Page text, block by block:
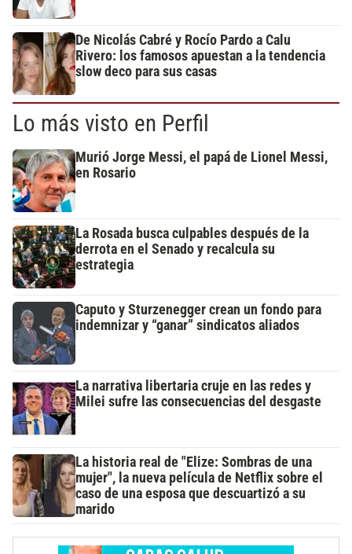
De Nicolás Cabré y Rocío Pardo a Calu
Rivero: los famosos apuestan a la tendencia
slow deco para sus casas
Lo más visto en Perfil
Murió Jorge Messi, el papá de Lionel Messi,
en Rosario
La Rosada busca culpables después de la
derrota en el Senado y recalcula su
estrategia
Caputo y Sturzenegger crean un fondo para
indemnizar y “ganar” sindicatos aliados
La narrativa libertaria cruje en las redes y
Milei sufre las consecuencias del desgaste
La historia real de "Elize: Sombras de una
mujer", la nueva película de Netflix sobre el
caso de una esposa que descuartizó a su
marido